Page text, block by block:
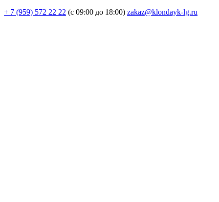
+ 7 (959) 572 22 22 (с 09:00 до 18:00) zakaz@klondayk-lg.ru